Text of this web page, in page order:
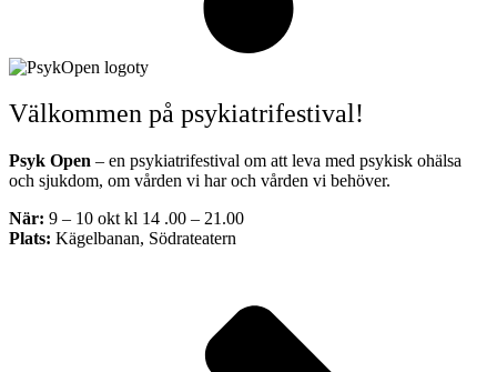
Välkommen på psykiatrifestival!
Psyk Open – en psykiatrifestival om att leva med psykisk ohälsa
och sjukdom, om vården vi har och vården vi behöver.
När: 9 – 10 okt kl 14 .00 – 21.00
Plats: Kägelbanan, Södrateatern